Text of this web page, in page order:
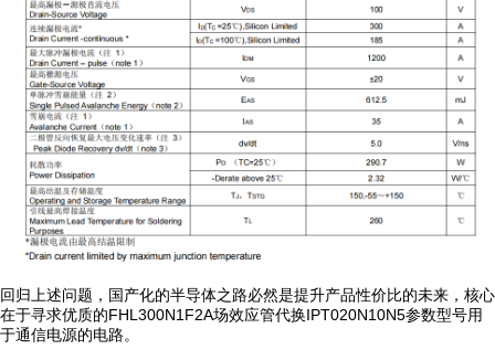
回归上述问题，国产化的半导体之路必然是提升产品性价比的未来，核心
在于寻求优质的FHL300N1F2A场效应管代换IPT020N10N5参数型号用
于通信电源的电路。